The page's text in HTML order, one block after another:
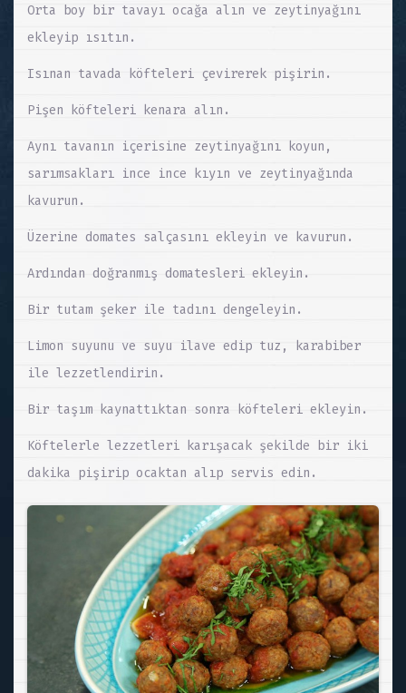
Orta boy bir tavayı ocağa alın ve zeytinyağını
ekleyip ısıtın.
Isınan tavada köfteleri çevirerek pişirin.
Pişen köfteleri kenara alın.
Aynı tavanın içerisine zeytinyağını koyun,
sarımsakları ince ince kıyın ve zeytinyağında
kavurun.
Üzerine domates salçasını ekleyin ve kavurun.
Ardından doğranmış domatesleri ekleyin.
Bir tutam şeker ile tadını dengeleyin.
Limon suyunu ve suyu ilave edip tuz, karabiber
ile lezzetlendirin.
Bir taşım kaynattıktan sonra köfteleri ekleyin.
Köftelerle lezzetleri karışacak şekilde bir iki
dakika pişirip ocaktan alıp servis edin.